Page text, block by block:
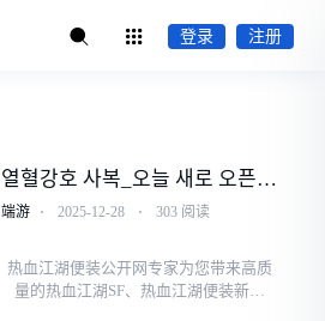
登录 注册
열혈강호 사복_오늘 새로 오픈한
열혈강호 공익 SF-고품질 열혈강
端游 ⋅ 2025-12-28 ⋅ 303 阅读
热血江湖便装公开网专家为您带来高质
量的热血江湖SF、热血江湖便装新版